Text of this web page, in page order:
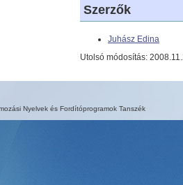
Szerzők
Juhász Edina
Utolsó módosítás:
Nyelvek és Fordítóprogramok Tanszék